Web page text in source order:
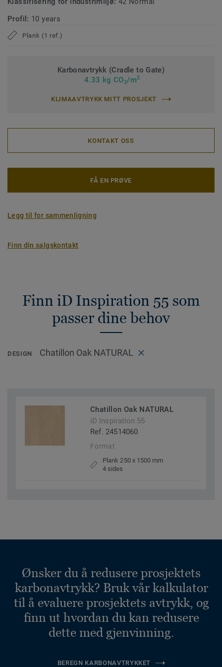
Profil: 10 years
Plank (1 ref.)
Karbonavtrykk (Cradle to Gate)
4.33 kg CO2/m2
KLIMAAVTRYKK MITT PROSJEKT
KONTAKT OSS
FÅ EN PRØVE
Legg til for sammenligning
Finn din salgskontakt
Finn iD Inspiration 55 som
passer dine behov
DESIGN Chatillon Oak NATURAL
Chatillon Oak NATURAL
iD Inspiration 55
Ref. 24514060
Format
Plank 250 x 1500 mm
4 sides
Ønsker du å redusere prosjektets
karbonavtrykk? Bruk vår kalkulator
til å evaluere prosjektets avtrykk, og
finn ut hvordan du kan redusere
dette med gjenvinning.
BEREGN KARBONAVTRYKKET